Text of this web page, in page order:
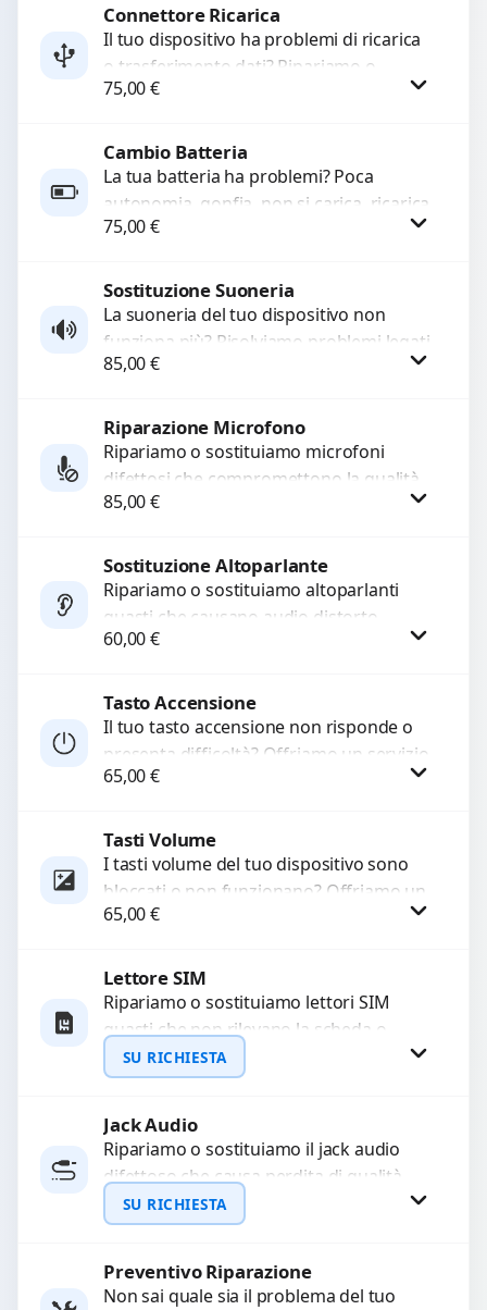
Richiedi Preventivo
Connettore Ricarica
Il tuo dispositivo ha problemi di ricarica
o trasferimento dati? Ripariamo o
sostituiamo connettori di ricarica guasti,
75,00€
Procedi
Cambio Batteria
La tua batteria ha problemi? Poca
autonomia, gonfia, non si carica, ricarica
lenta o cicli di ricarica esauriti?
75,00€
Procedi
Sostituzione Suoneria
La suoneria del tuo dispositivo non
funziona più? Risolviamo problemi legati
a moduli audio difettosi con interventi
85,00€
Procedi
Riparazione Microfono
Ripariamo o sostituiamo microfoni
difettosi che compromettono la qualità
audio delle registrazioni o delle
di...
85,00€
Procedi
Sostituzione Altoparlante
Ripariamo o sostituiamo altoparlanti
guasti che causano audio distorto,
basso o assente. Utilizziamo ricambi di
60,00€
Procedi
Tasto Accensione
Il tuo tasto accensione non risponde o
presenta difficoltà? Offriamo un servizio
professionale di riparazione o
65,00€
Tasti Volume
I tasti volume del tuo dispositivo sono
bloccati o non funzionano? Offriamo un
servizio di riparazione o sostituzione
65,00€
Lettore SIM
Ripariamo o sostituiamo lettori SIM
guasti che non rilevano la scheda o
interrompono il segnale. Utilizziamo
ricambi testati e garantiti...
SU RICHIESTA
Richiedi Preventivo
WhatsApp
Jack Audio
Ripariamo o sostituiamo il jack audio
difettoso che causa perdita di qualità
sonora o impossibilità di collegare cuffie
e accessori....
SU RICHIESTA
Richiedi Preventivo
Preventivo Riparazione
Non sai quale sia il problema del tuo